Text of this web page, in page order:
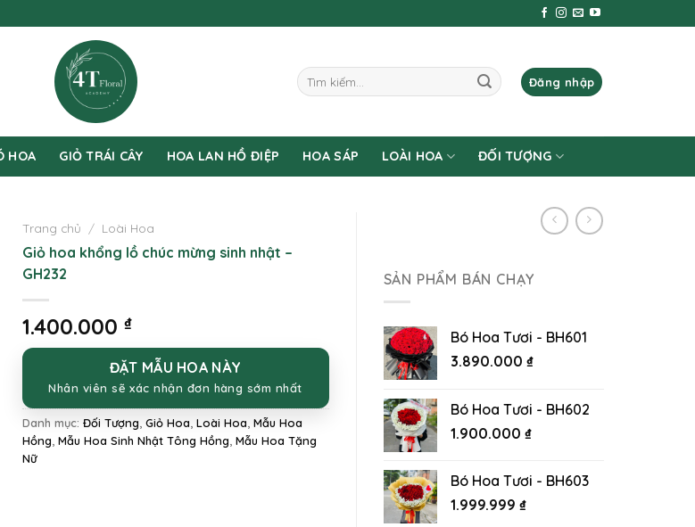
Tìm
kiếm:
Đăng nhập
HOA GIỎ TRÁI CÂY HOA LAN HỒ ĐIỆP HOA SÁP LOÀI HOA ĐỐI TƯỢNG
Trang chủ / Loài Hoa
Giỏ hoa khổng lồ chúc mừng sinh nhật –
GH232
1.400.000 ₫
ĐẶT MẪU HOA NÀY
Nhân viên sẽ xác nhận đơn hàng sớm nhất
Danh mục: Đối Tượng Giỏ Hoa Loài Hoa Mẫu Hoa
Hồng Mẫu Hoa Sinh Nhật Tông Hồng Mẫu Hoa Tặng
Nữ
SẢN PHẨM BÁN CHẠY
Bó Hoa Tươi - BH601
3.890.000 ₫
Bó Hoa Tươi - BH602
1.900.000 ₫
Bó Hoa Tươi - BH603
1.999.999 ₫